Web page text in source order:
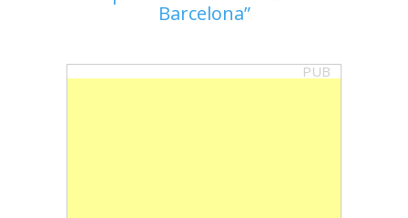
Barcelona
PUB